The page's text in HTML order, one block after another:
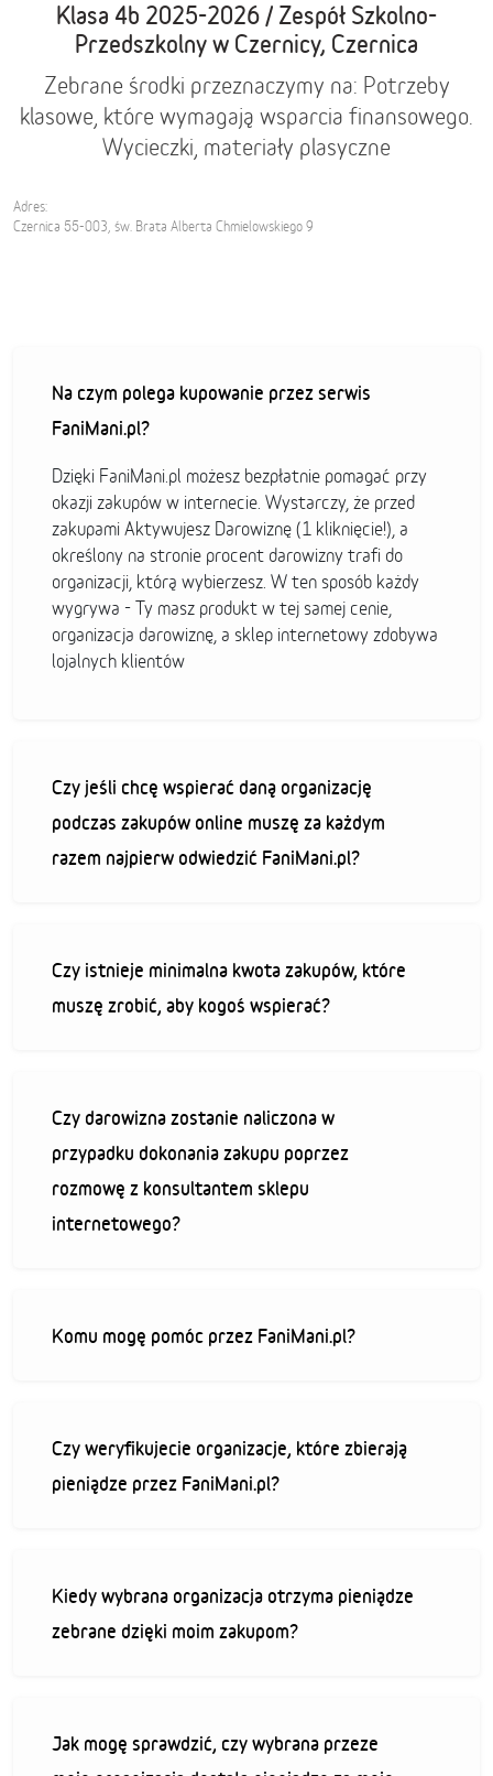
Klasa 4b 2025-2026 / Zespół Szkolno-
Przedszkolny w Czernicy, Czernica
Zebrane środki przeznaczymy na: Potrzeby
klasowe, które wymagają wsparcia finansowego.
Wycieczki, materiały plasyczne
Adres:
Czernica 55-003, św. Brata Alberta Chmielowskiego 9
Na czym polega kupowanie przez serwis
FaniMani.pl?
Dzięki FaniMani.pl możesz bezpłatnie pomagać przy
okazji zakupów w internecie. Wystarczy, że przed
zakupami Aktywujesz Darowiznę (1 kliknięcie!), a
określony na stronie procent darowizny trafi do
organizacji, którą wybierzesz. W ten sposób każdy
wygrywa - Ty masz produkt w tej samej cenie,
organizacja darowiznę, a sklep internetowy zdobywa
lojalnych klientów
Czy jeśli chcę wspierać daną organizację
podczas zakupów online muszę za każdym
razem najpierw odwiedzić FaniMani.pl?
Czy istnieje minimalna kwota zakupów, które
muszę zrobić, aby kogoś wspierać?
Czy darowizna zostanie naliczona w
przypadku dokonania zakupu poprzez
rozmowę z konsultantem sklepu
internetowego?
Komu mogę pomóc przez FaniMani.pl?
Czy weryfikujecie organizacje, które zbierają
pieniądze przez FaniMani.pl?
Kiedy wybrana organizacja otrzyma pieniądze
zebrane dzięki moim zakupom?
Jak mogę sprawdzić, czy wybrana przeze